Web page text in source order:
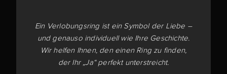
Ein Verlobungsring ist ein Symbol der Liebe –
und genauso individuell wie Ihre Geschichte.
Wir helfen Ihnen, den einen Ring zu finden,
der Ihr „Ja“ perfekt unterstreicht.